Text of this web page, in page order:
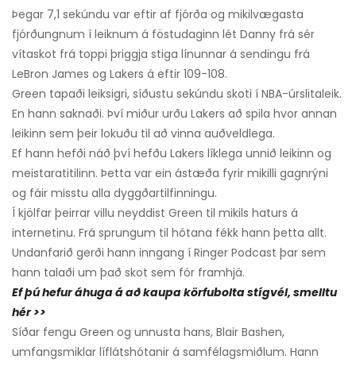
Þegar 7,1 sekúndu var eftir af fjórða og mikilvægasta
fjórðungnum í leiknum á föstudaginn lét Danny frá sér
vítaskot frá toppi þriggja stiga línunnar á sendingu frá
LeBron James og Lakers á eftir 109-108.
Green tapaði leiksigri, síðustu sekúndu skoti í NBA-úrslitaleik.
En hann saknaði. Því miður urðu Lakers að spila hvor annan
leikinn sem þeir lokuðu til að vinna auðveldlega.
Ef hann hefði náð því hefðu Lakers líklega unnið leikinn og
meistaratitilinn. Þetta var ein ástæða fyrir mikilli gagnrýni
og fáir misstu alla dyggðartilfinningu.
Í kjölfar þeirrar villu neyddist Green til mikils haturs á
internetinu. Frá sprungum til hótana fékk hann þetta allt.
Undanfarið gerði hann inngang í Ringer Podcast þar sem
hann talaði um það skot sem fór framhjá.
Ef þú hefur áhuga á að kaupa körfubolta stígvél, smelltu
hér >>
Síðar fengu Green og unnusta hans, Blair Bashen,
umfangsmiklar líflátshótanir á samfélagsmiðlum. Hann